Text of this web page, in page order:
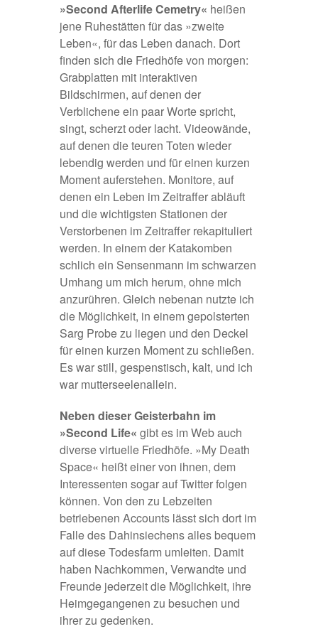
»Second Afterlife Cemetry« heißen
jene Ruhestätten für das »zweite
Leben«, für das Leben danach. Dort
finden sich die Friedhöfe von morgen:
Grabplatten mit interaktiven
Bildschirmen, auf denen der
Verblichene ein paar Worte spricht,
singt, scherzt oder lacht. Videowände,
auf denen die teuren Toten wieder
lebendig werden und für einen kurzen
Moment auferstehen. Monitore, auf
denen ein Leben im Zeitraffer abläuft
und die wichtigsten Stationen der
Verstorbenen im Zeitraffer rekapituliert
werden. In einem der Katakomben
schlich ein Sensenmann im schwarzen
Umhang um mich herum, ohne mich
anzurühren. Gleich nebenan nutzte ich
die Möglichkeit, in einem gepolsterten
Sarg Probe zu liegen und den Deckel
für einen kurzen Moment zu schließen.
Es war still, gespenstisch, kalt, und ich
war mutterseelenallein.
Neben dieser Geisterbahn im
»Second Life« gibt es im Web auch
diverse virtuelle Friedhöfe. »My Death
Space« heißt einer von ihnen, dem
Interessenten sogar aufTwitterfolgen
können. Von den zu Lebzeiten
betriebenen Accounts lässt sich dort im
Falle des Dahinsiechens alles bequem
auf diese Todesfarm umleiten. Damit
haben Nachkommen, Verwandte und
Freunde jederzeit die Möglichkeit, ihre
Heimgegangenen zu besuchen und
ihrer zu gedenken.